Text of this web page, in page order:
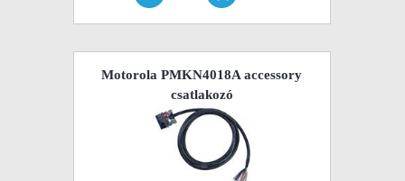
Motorola PMKN4018A accessory
csatlakozó